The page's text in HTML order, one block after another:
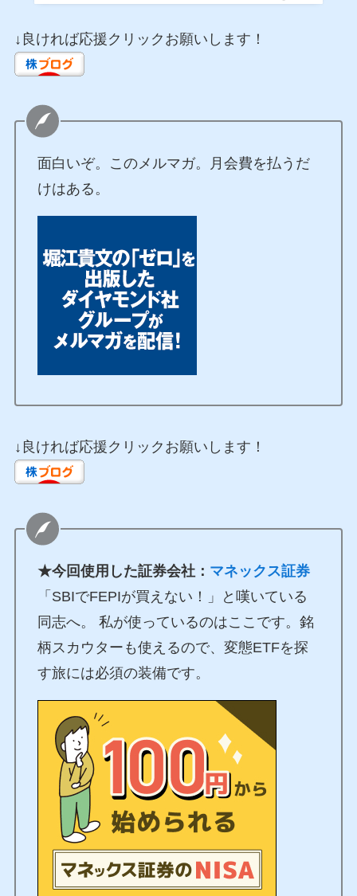
↓良ければ応援クリックお願いします！
面白いぞ。このメルマガ。月会費を払うだ
けはある。
↓良ければ応援クリックお願いします！
★今回使用した証券会社： マネックス証券
「SBIでFEPIが買えない！」と嘆いている
同志へ。 私が使っているのはここです。銘
柄スカウターも使えるので、変態ETFを探
す旅には必須の装備です。